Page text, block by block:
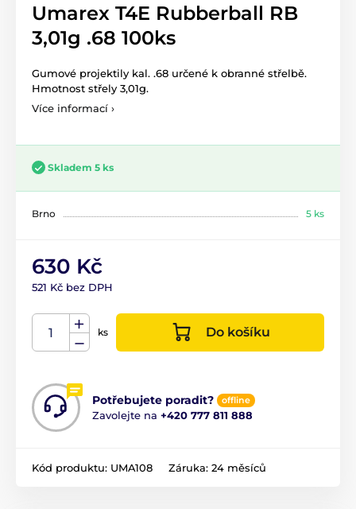
Umarex T4E Rubberball RB
3,01g .68 100ks
Gumové projektily kal. .68 určené k obranné střelbě.
Hmotnost střely 3,01g.
Více informací ›
Skladem 5 ks
Brno 5 ks
630 Kč
521 Kč bez DPH
ks Do košíku
Potřebujete poradit? offline
Zavolejte na +420 777 811 888
Kód produktu: UMA108 Záruka: 24 měsíců